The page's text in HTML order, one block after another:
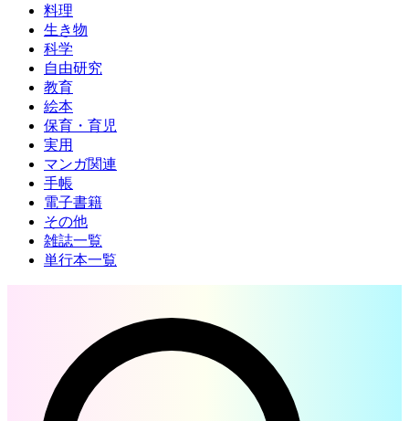
料理
生き物
科学
自由研究
教育
絵本
保育・育児
実用
マンガ関連
手帳
電子書籍
その他
雑誌一覧
単行本一覧